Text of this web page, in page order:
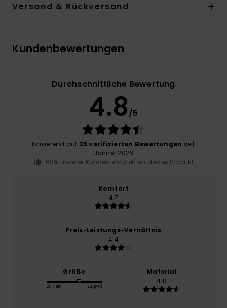
Versand & Rückversand
Kundenbewertungen
Durchschnittliche Bewertung
4.8/5
basierend auf 25 verifizierten Bewertungen seit
Jänner 2026
68% unserer Kunden empfehlen dieses Produkt
Komfort
4.7
Preis-Leistungs-Verhältnis
4.4
Größe
Zu klein Zu groß
Material
4.8